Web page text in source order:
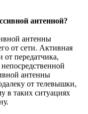
антенной?
антенны
от сети. Активная
передатчика,
антенны
от телевышки,
в таких ситуациях